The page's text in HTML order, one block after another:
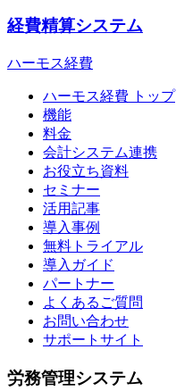
経費精算システム
ハーモス経費
ハーモス経費 トップ
機能
料金
会計システム連携
お役立ち資料
セミナー
活用記事
導入事例
無料トライアル
導入ガイド
パートナー
よくあるご質問
お問い合わせ
サポートサイト
労務管理システム